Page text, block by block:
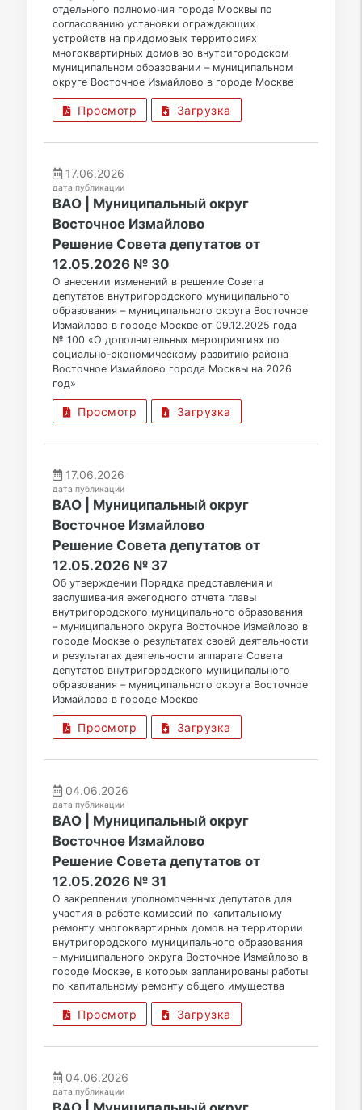
отдельного полномочия города Москвы по
согласованию установки ограждающих
устройств на придомовых территориях
многоквартирных домов во внутригородском
муниципальном образовании – муниципальном
округе Восточное Измайлово в городе Москве
Просмотр Загрузка
17.06.2026
дата публикации
ВАО | Муниципальный округ
Восточное Измайлово
Решение Совета депутатов от
12.05.2026 № 30
О внесении изменений в решение Совета
депутатов внутригородского муниципального
образования – муниципального округа Восточное
Измайлово в городе Москве от 09.12.2025 года
№ 100 «О дополнительных мероприятиях по
социально-экономическому развитию района
Восточное Измайлово города Москвы на 2026
год»
Просмотр Загрузка
17.06.2026
дата публикации
ВАО | Муниципальный округ
Восточное Измайлово
Решение Совета депутатов от
12.05.2026 № 37
Об утверждении Порядка представления и
заслушивания ежегодного отчета главы
внутригородского муниципального образования
– муниципального округа Восточное Измайлово в
городе Москве о результатах своей деятельности
и результатах деятельности аппарата Совета
депутатов внутригородского муниципального
образования – муниципального округа Восточное
Измайлово в городе Москве
Просмотр Загрузка
04.06.2026
дата публикации
ВАО | Муниципальный округ
Восточное Измайлово
Решение Совета депутатов от
12.05.2026 № 31
О закреплении уполномоченных депутатов для
участия в работе комиссий по капитальному
ремонту многоквартирных домов на территории
внутригородского муниципального образования
– муниципального округа Восточное Измайлово в
городе Москве, в которых запланированы работы
по капитальному ремонту общего имущества
Просмотр Загрузка
04.06.2026
дата публикации